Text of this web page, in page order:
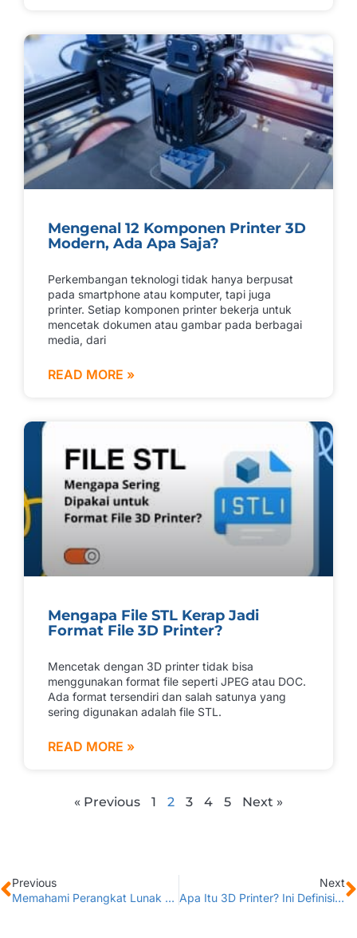
Mengenal 12 Komponen Printer 3D
Modern, Ada Apa Saja?
Perkembangan teknologi tidak hanya berpusat
pada smartphone atau komputer, tapi juga
printer. Setiap komponen printer bekerja untuk
mencetak dokumen atau gambar pada berbagai
media, dari
READ MORE »
Mengapa File STL Kerap Jadi
Format File 3D Printer?
Mencetak dengan 3D printer tidak bisa
menggunakan format file seperti JPEG atau DOC.
Ada format tersendiri dan salah satunya yang
sering digunakan adalah file STL.
READ MORE »
« Previous 1 2 3 4 5 Next »
Previous
Memahami Perangkat Lunak 3D Printing Kunci Cetak Sukses
Next
Apa Itu 3D Printer? Ini Definisi, Cara Kerja, Dan Manfaatnya